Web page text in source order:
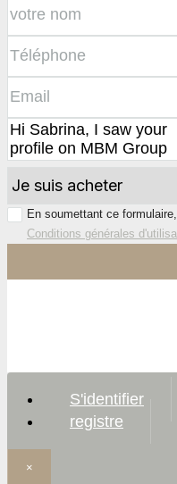
En soumettant ce
Conditions générales
S'identifier
registre
×